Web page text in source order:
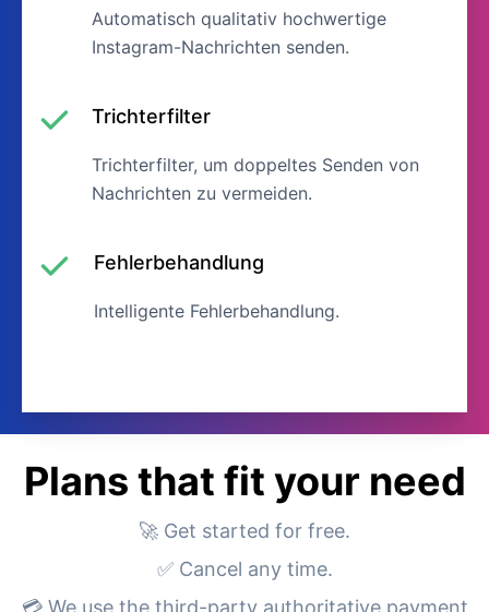
Automatisch qualitativ hochwertige
Instagram-Nachrichten senden.
Trichterfilter
Trichterfilter, um doppeltes Senden von
Nachrichten zu vermeiden.
Fehlerbehandlung
Intelligente Fehlerbehandlung.
Plans that fit your need
🚀 Get started for free.
✅ Cancel any time.
💳 We use the third-party authoritative payment